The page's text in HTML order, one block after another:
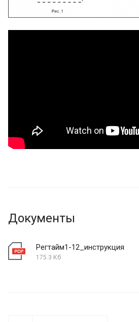
Документы
Регтайм1-12_инструкция
175.3 Кб